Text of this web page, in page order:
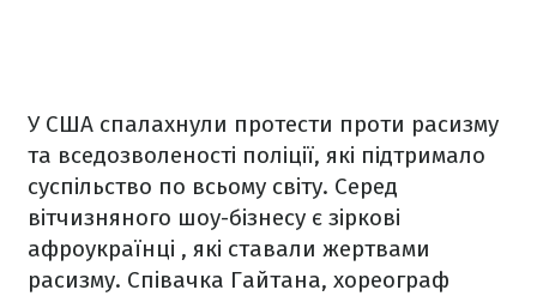
У США спалахнули протести проти расизму
та вседозволеності поліції, які підтримало
суспільство по всьому світу. Серед
вітчизняного шоу-бізнесу є зіркові
афроукраїнці , які ставали жертвами
расизму. Співачка Гайтана, хореограф